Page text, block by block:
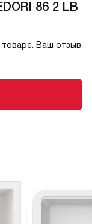
86 2 LB
Ваш отзыв